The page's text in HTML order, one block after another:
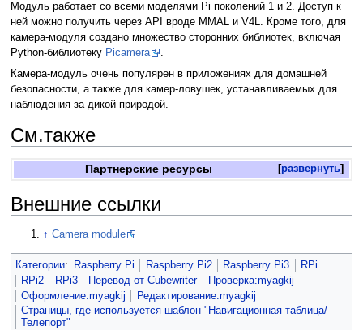
Модуль работает со всеми моделями Pi поколений 1 и 2. Доступ к
ней можно получить через API вроде MMAL и V4L. Кроме того, для
камера-модуля создано множество сторонних библиотек, включая
Python-библиотеку Picamera
.
Камера-модуль очень популярен в приложениях для домашней
безопасности, а также для камер-ловушек, устанавливаемых для
наблюдения за дикой природой.
См.также
развернуть
Партнерские ресурсы
Внешние ссылки
↑ Camera module
Категории: Raspberry Pi Raspberry Pi2 Raspberry Pi3
RPi
RPi2
RPi3 Перевод от Сubewriter
Проверка:myagkij
Оформление:myagkij
Редактирование:myagkij
Страницы, где используется шаблон "Навигационная таблица/
Телепорт"